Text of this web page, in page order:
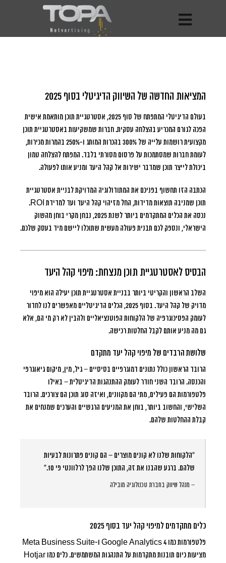
המציאות החדשה של השיווק הדיגיטלי בסוף 2025
בעולם הדיגיטלי המתפתח של סוף 2025, אסטרטגיית תוכן מותאמת אישית
הפכה לגורם המכריע בהצלחה עסקית.חברות שמשקיעות באסטרטגיית תוכן
מקצועית רושמות עלייה של 300% בהכרות המותג ו-250% בהמרות מכירות,
לעומת חברות שמסתמכות על פרסום מסורתי בלבד. המפתח להצלחה טמון
ביכולת לייצר תוכן שמדבר ישירות אל קהל היעד ומניע אותו לפעולה.
הכתבה הזו תחשוף בפניכם את המתודולוגיה המדויקת לבניית אסטרטגיית
תוכן שמניבה תוצאות מדידות, החל מזיהוי קהל היעד ועד למדידת ROI.
נכסה את הכלים המתקדמים ביותר לשנת 2025, נבחן מקרי בוחן מהשוק
הישראלי, ונספק לכם תבנית פעולה מעשית שתוכלו ליישם מיד בעסק שלכם.
הבסיס לאסטרטגיית תוכן מנצחת: מיפוי קהל היעד
השלב הראשון והקריטי ביותר בבניית אסטרטגיית תוכן יעילה הוא מיפוי
מדויק של קהל היעד. בסוף 2025, הכלים הדיגיטליים מאפשרים לנו לחדור
לעומק הפסיכוגרפיה של הלקוחות הפוטנציאליים ולהבין לא רק מי הם, אלא
גם מה מניע אותם לקבל החלטות רכישה.
שלושת הרבדים של מיפוי קהל יעד מתקדם
הרובד הראשון כולל נתונים דמוגרפיים בסיסיים – גיל, מין, מיקום גיאוגרפי
והכנסה. הרובד השני חודר לעומק ההתנהגות הדיגיטלית – באילו
פלטפורמות הם פעילים, מתי הם מקוונים, ואיזה סוג תוכן הם צורכים. הרובד
השלישי, והחשוב ביותר, בוחן את המניעים הרגשיים והערכים שמנחים את
קבלת ההחלטות שלהם.
“הלקוחות שלנו לא קונים מוצרים – הם קונים פתרונות לבעיות
שלהם. ברגע שהבנו את זה, התוכן שלנו הפך לרלוונטי פי 10.”
– מנהל שיווק בחברת טכנולוגיה מובילה
כלים מתקדמים למיפוי קהל יעד בסוף 2025
פלטפורמות כמו Google Analytics 4 ו-Meta Business Suite
מציעות כיום תובנות מתקדמות על התנהגות המשתמשים. כלים כמו Hotjar